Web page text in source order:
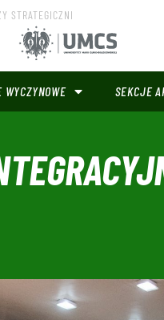
STRATEGICZNI
WYCZYNOWE SEKCJE